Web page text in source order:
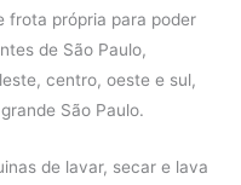
frota própria para poder
de São Paulo,
centro, oeste e sul,
São Paulo.
de lavar, secar e lava